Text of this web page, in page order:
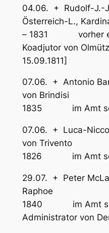
04.06. + Rudolf-J.-
Österreich-L.,
– 1831 vorher
Koadjutor von
15.09.1811]
07.06. + Antonio
von
1835 im Amt
07.06. + Luca-
von
1826 im Amt
29.07. + Peter
1840 im Amt
Administrator von